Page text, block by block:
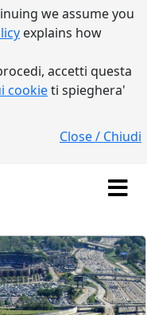
we assume you
explains how
accetti questa
cookieti spieghera'
Close / Chiudi